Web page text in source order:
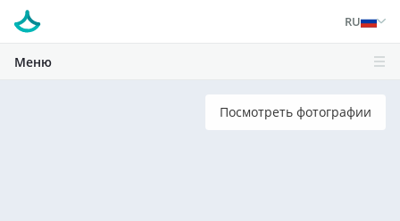
RU
Меню
Посмотреть фотографии